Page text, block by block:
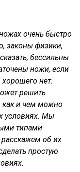
очень быстро
законы физики,
бессильны
ножи, если
хорошего нет.
решить
как и чем можно
условиях. Мы
типами
об их
простую